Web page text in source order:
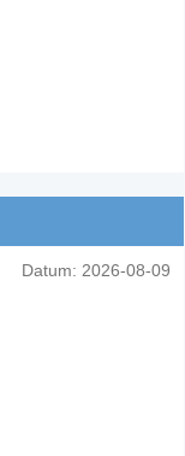
Datum: 2026-08-09